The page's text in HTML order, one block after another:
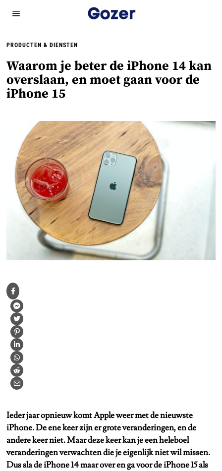
PRODUCTEN & DIENSTEN
Waarom je beter de iPhone 14 kan
overslaan, en moet gaan voor de
iPhone 15
Ieder jaar opnieuw komt Apple weer met de nieuwste
iPhone. De ene keer zijn er grote veranderingen, en de
andere keer niet. Maar deze keer kan je een heleboel
veranderingen verwachten die je eigenlijk niet wil missen.
Dus sla de iPhone 14 maar over en ga voor de iPhone 15 als